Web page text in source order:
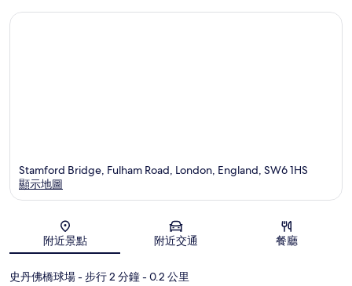
地圖
Stamford Bridge, Fulham Road, London, England, SW6 1HS
顯示地圖
附近景點 附近交通 餐廳
史丹佛橋球場- 步行 2 分鐘- 0.2 公里